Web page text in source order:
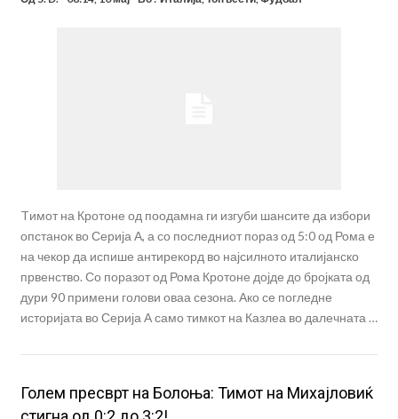
Tимот на Кротоне од поодамна ги изгуби шансите да избори
опстанок во Серија А, а со последниот пораз од 5:0 од Рома е
на чекор да испише антирекорд во најсилното италијанско
првенство. Со поразот од Рома Кротоне дојде до бројката од
дури 90 примени голови оваа сезона. Ако се погледне
историјата во Серија А само тимкот на Казлеа во далечната …
Голем пресврт на Болоња: Тимот на Михајловиќ